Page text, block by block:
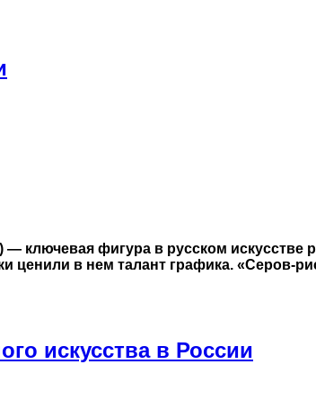
ключевая фигура в русском
ценили в нем талант графика.
искусства в России